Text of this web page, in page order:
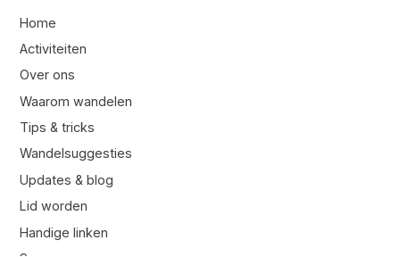
Home
Activiteiten
Over ons
Waarom wandelen
Tips & tricks
Wandelsuggesties
Updates & blog
Lid worden
Handige linken